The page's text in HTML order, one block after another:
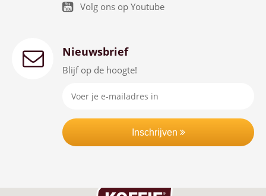
Volg ons op Youtube
Nieuwsbrief
Blijf op de hoogte!
Inschrijven